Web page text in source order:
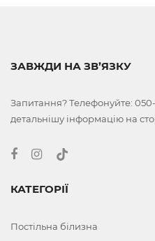
ЗАВЖДИ НА ЗВ’ЯЗКУ
Запитання? Телефонуйте:
детальнішу інформацію на
КАТЕГОРІЇ
Постільна білизна